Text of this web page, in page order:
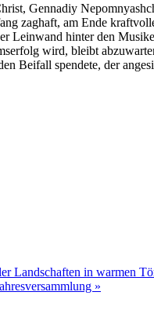
Gennadiy
zaghaft, am Ende
hinter den
wird, bleibt
Beifall spendete, der
Landschaften in warmen
»